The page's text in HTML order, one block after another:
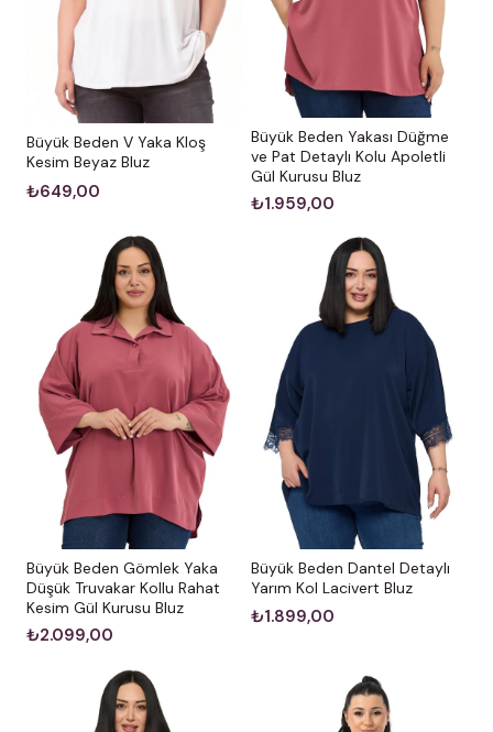
Büyük Beden V Yaka Kloş
Kesim Beyaz Bluz
₺649,00
Büyük Beden Yakası Düğme
ve Pat Detaylı Kolu Apoletli
Gül Kurusu Bluz
₺1.959,00
Büyük Beden Gömlek Yaka
Düşük Truvakar Kollu Rahat
Kesim Gül Kurusu Bluz
₺2.099,00
Büyük Beden Dantel Detaylı
Yarım Kol Lacivert Bluz
₺1.899,00